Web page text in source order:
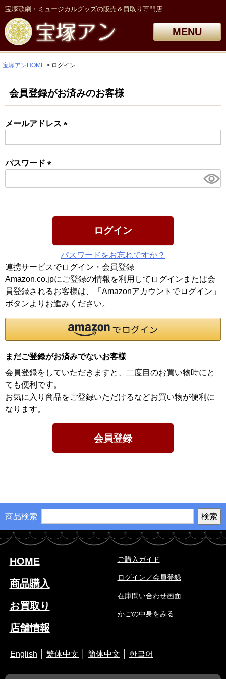
宝塚歌劇・ミュージカルグッズの販売＆買取り専門店
MENU
宝塚アンHOME ログイン
会員登録がお済みのお客様
メールアドレス
パスワード
須)
ログイン
パスワードをお忘れですか？
連携サービスでログイン・会員登録
Amazon.co.jpにご登録の情報を利用してログインまたは会
員登録されるお客様は、「Amazonアカウントでログイン」
ボタンよりお進みください。
まだご登録がお済みでないお客様
会員登録をしていただきますと、二度目のお買い物時にと
ても便利です。
お気に入り商品をご登録いただけるなどお買い物が便利に
なります。
会員登録
商品検索
HOME
商品購入
お買取り
店舗情報
ご購入ガイド
ログイン／会員登録
在庫問い合わせ画面
かごの中身をみる
English 繁体中文 簡体中文 한글어